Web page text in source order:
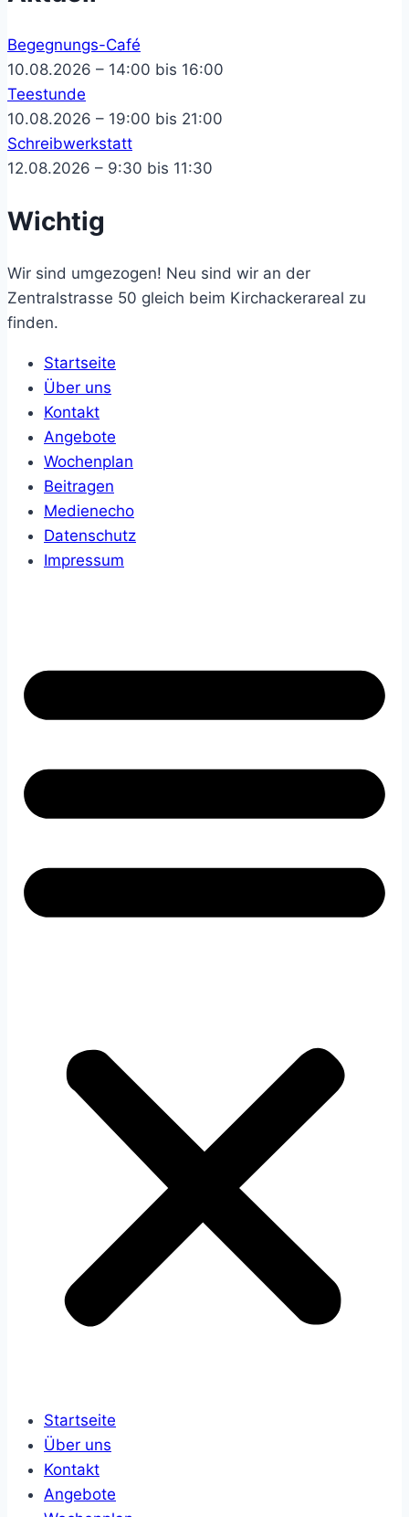
Begegnungs-Café
10.08.2026 – 14:00 bis 16:00
Teestunde
10.08.2026 – 19:00 bis 21:00
Schreibwerkstatt
12.08.2026 – 9:30 bis 11:30
Wichtig
Wir sind umgezogen! Neu sind wir an der
Zentralstrasse 50 gleich beim Kirchackerareal zu
finden.
Startseite
Über uns
Kontakt
Angebote
Wochenplan
Beitragen
Medienecho
Datenschutz
Impressum
Startseite
Über uns
Kontakt
Angebote